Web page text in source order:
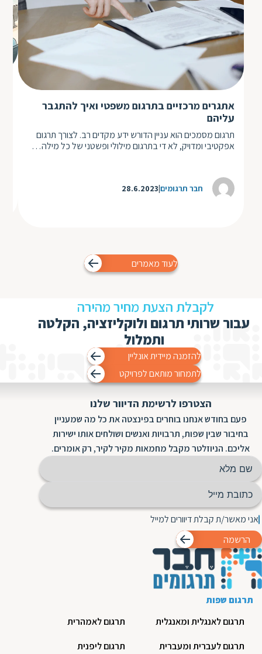
אתגרים מרכזיים בתרגום משפטי ואיך להתגבר
עליהם
תרגום מסמכים הוא עניין הדורש ידע מקדים רב. לצורך תרגום
אפקטיבי ומדויק, לא די בתרגום מילולי ופשטני של כל מילה…
חבר תרגומים 28.6.2023
לעוד מאמרים
לקבלת הצעת מחיר מהירה
עבור שרותי תרגום ולוקליזציה, הקלטה
ותמלול
להזמנה מיידית אונליין
לתמחור מותאם לפרויקט
הצטרפו לרשימת הדיוור שלנו
פעם בחודש אנחנו בוחרים בפינצטה את כל מה שמעניין
בחיבור שבין שפות, תרבויות ואנשים ושולחים אותו ישירות
אליכם. הניוזלטר מקבל מחמאות מקיר לקיר, רק אומרים.
אני מאשר/ת קבלת דיוורים למייל
הרשמה
תרגום שפות
תרגום לאנגלית ומאנגלית
תרגום לעברית ומעברית
תרגום לאמהרית
תרגום ליפנית